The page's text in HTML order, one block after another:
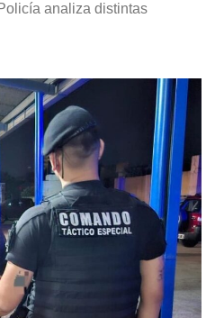
analiza distintas